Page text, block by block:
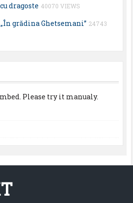
dragoste 40070 VIEWS
grădina Ghetsemani” 24743
Please try it manualy.